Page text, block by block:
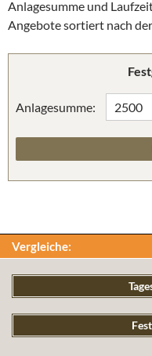
Anlagesumme und
Angebote sortiert nach
Anlagesumme:
Vergleiche: